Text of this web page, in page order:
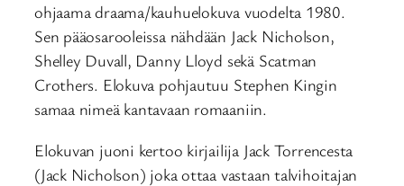
ohjaama draama/kauhuelokuva vuodelta 1980.
Sen pääosarooleissa nähdään Jack Nicholson,
Shelley Duvall, Danny Lloyd sekä Scatman
Crothers. Elokuva pohjautuu Stephen Kingin
samaa nimeä kantavaan romaaniin.
Elokuvan juoni kertoo kirjailija Jack Torrencesta
(Jack Nicholson) joka ottaa vastaan talvihoitajan